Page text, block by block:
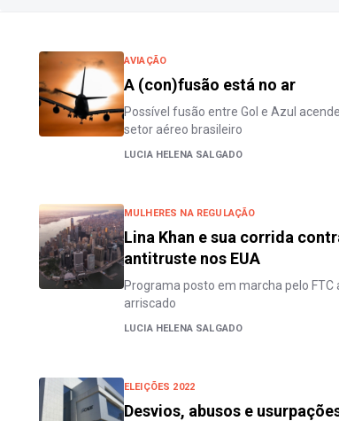
AVIAÇÃO
A (con)fusão está no ar
Possível fusão entre Gol e Azul
setor aéreo brasileiro
LUCIA HELENA SALGADO
MULHERES NA REGULAÇÃO
Lina Khan e sua corrida
antitruste nos EUA
Programa posto em marcha pelo
arriscado
LUCIA HELENA SALGADO
ELEIÇÕES 2022
Desvios, abusos e